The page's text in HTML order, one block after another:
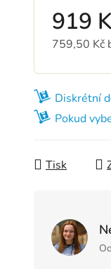
919
759,50 Kč
Diskrétní
Pokud
Tisk